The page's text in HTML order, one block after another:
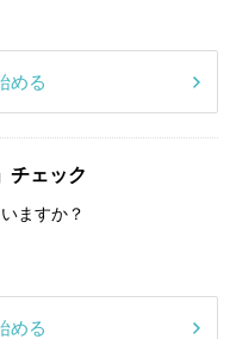
める
チェック
ますか？
める